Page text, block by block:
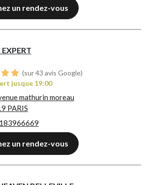
un rendez-vous
(sur 43 avis Google)
jusque 19:00
mathurin moreau
PARIS
un rendez-vous